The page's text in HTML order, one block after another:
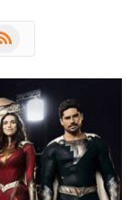
RSS